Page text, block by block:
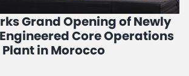
Grand Opening of Newly
Core Operations
Plant in Morocco